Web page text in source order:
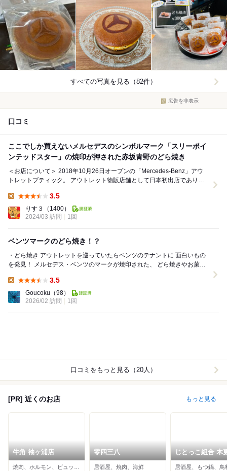
すべての写真を見る（82件）
広告を非表示
口コミ
ここでしか買えないメルセデスのシンボルマーク「スリーポイ
ンテッドスター」の焼印が押された赤坂青野のどら焼き
＜お店について＞ 2018年10月26日オープンの「Mercedes-Benz」アウ
トレットブティック。 アウトレット物販店舗として日本初出店であり、
3.5
りす３
（1400）
2024/03 訪問
1回
ベンツマークのどら焼き！？
・どら焼き アウトレットを巡っていたらベンツのテナントに 面白いもの
を発見！ メルセデス・ベンツのマークが焼印された、 どら焼きやお菓子
3.5
Goucoku （98）
2026/02 訪問
1回
口コミをもっと見る（20人）
[PR] 近くのお店 もっと見る
牛角 袖ヶ浦店 零四三八
居酒屋、焼肉、海鮮
じとっこ組合 木
駅東口店
居酒屋、もつ鍋、鳥